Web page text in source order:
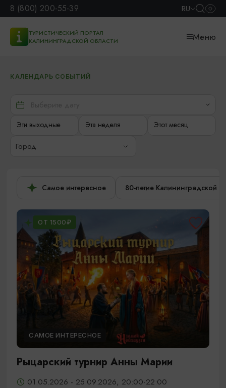
8 (800) 200-55-39 RU
ТУРИСТИЧЕСКИЙ ПОРТАЛ
КАЛИНИНГРАДСКОЙ ОБЛАСТИ
Меню
КАЛЕНДАРЬ СОБЫТИЙ
Эти выходные Эта неделя Этот месяц
Город
Самое интересное 80-летие Калининградской
ОТ 1500₽
САМОЕ ИНТЕРЕСНОЕ
Рыцарский турнир Анны Марии
01.05.2026 - 25.09.2026, 20:00-22:00